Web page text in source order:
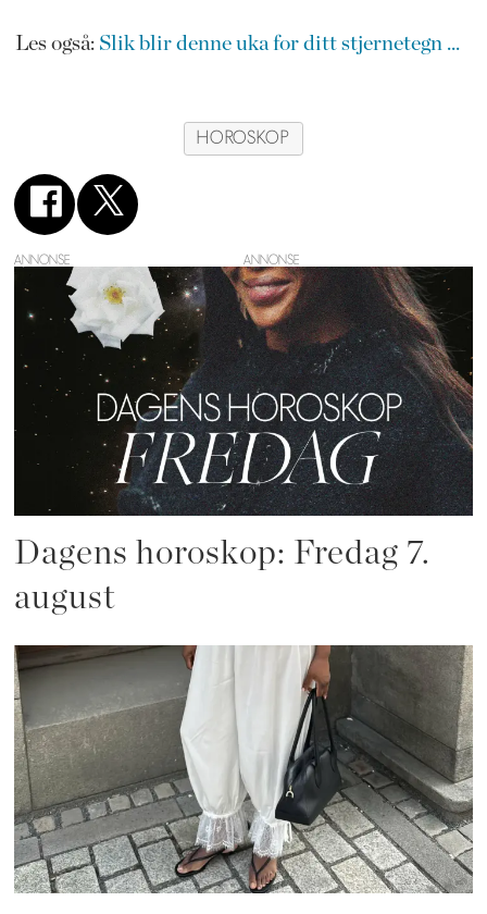
Les også: Slik blir denne uka for ditt stjernetegn ...
HOROSKOP
ANNONSE
Dagens horoskop: Fredag 7.
august